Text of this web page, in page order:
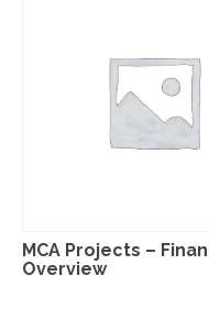
MCA Projects –
Overview